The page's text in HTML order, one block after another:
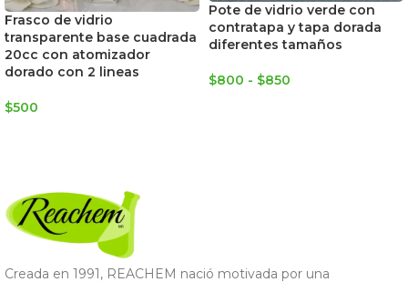
Frasco de vidrio
transparente base cuadrada
20cc con atomizador
dorado con 2 lineas
$500
Pote de vidrio verde con
contratapa y tapa dorada
diferentes tamaños
$800 - $850
Creada en 1991, REACHEM nació motivada por una